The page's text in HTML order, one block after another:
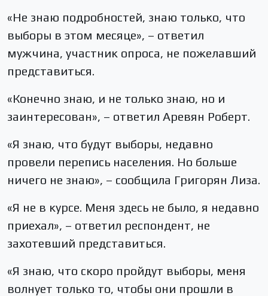
«Не знаю подробностей, знаю только, что
выборы в этом месяце», – ответил
мужчина, участник опроса, не пожелавший
представиться.
«Конечно знаю, и не только знаю, но и
заинтересован», – ответил Аревян Роберт.
«Я знаю, что будут выборы, недавно
провели перепись населения. Но больше
ничего не знаю», – сообщила Григорян Лиза.
«Я не в курсе. Меня здесь не было, я недавно
приехал», – ответил респондент, не
захотевший представиться.
«Я знаю, что скоро пройдут выборы, меня
волнует только то, чтобы они прошли в